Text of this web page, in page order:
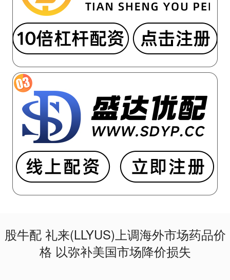
股牛配 礼来(LLYUS)上调海外市场药品价
格 以弥补美国市场降价损失